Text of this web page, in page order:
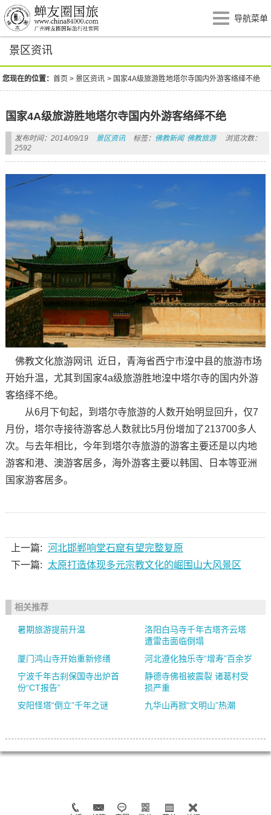
导航菜单
景区资讯
您现在的位置：首页 >景区资讯 > 国家4A级旅游胜地塔尔寺国内外游客络绎不绝
国家4A级旅游胜地塔尔寺国内外游客络绎不绝
发布时间：2014/09/19 景区资讯 标签： 佛教新闻 佛教旅游
浏览次数：
2592
佛教文化旅游网讯 近日，青海省西宁市湟中县的旅游市场
开始升温，尤其到国家4a级旅游胜地湟中塔尔寺的国内外游
客络绎不绝。
从6月下旬起，到塔尔寺旅游的人数开始明显回升，仅7
月份，塔尔寺接待游客总人数就比5月份增加了213700多人
次。与去年相比，今年到塔尔寺旅游的游客主要还是以内地
游客和港、澳游客居多，海外游客主要以韩国、日本等亚洲
国家游客居多。
上一篇: 河北邯郸响堂石窟有望完整复原
下一篇:
太原打造体现多元宗教文化的崛围山大风景区
相关推荐
暑期旅游提前升温
洛阳白马寺千年古塔齐云塔
遭雷击面临倒塌
厦门鸿山寺开始重新修缮
河北遵化独乐寺“增寿”百余岁
宁波千年古刹保国寺出炉首
份“CT报告”
静德寺佛祖被震裂 诸葛村受
损严重
安阳怪塔“倒立”千年之谜
九华山再掀“文明山”热潮